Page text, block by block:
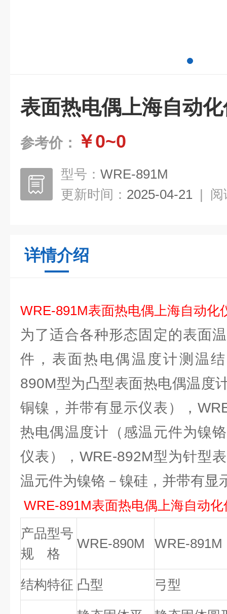
表面热电偶上海自动
参考价： ￥0~0
型号： WRE-891M
更新时间： 2025-04-21 | 阅
详情介绍
WRE-891M表面热电偶上海自动化
为了适合各种形态固定的表面
件，表面热电偶温度计测温
890M型为凸型表面热电偶温度
铜镍，并带有显示仪表），
热电偶温度计（感温元件为镍
仪表），WRE-892M型为针型
温元件为镍铬－镍硅，并带有显
WRE-891M表面热电偶上海自动
产品型号
规 格
WRE-890M WRE-891M
结构特征 凸型 弓型